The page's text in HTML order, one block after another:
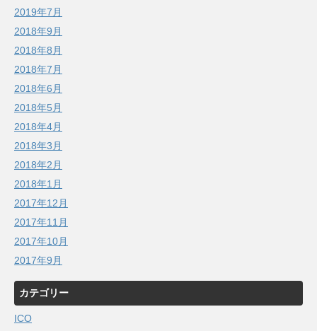
2019年7月
2018年9月
2018年8月
2018年7月
2018年6月
2018年5月
2018年4月
2018年3月
2018年2月
2018年1月
2017年12月
2017年11月
2017年10月
2017年9月
カテゴリー
ICO